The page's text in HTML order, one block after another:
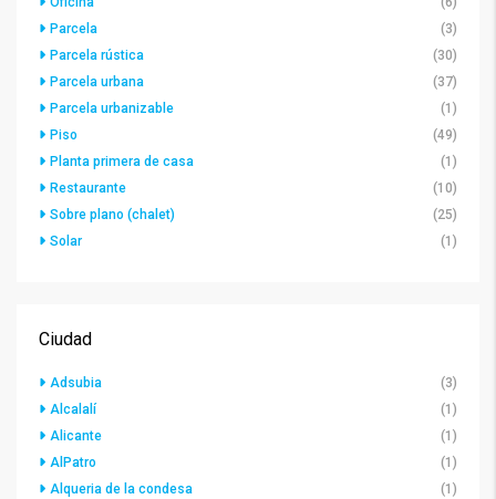
Parcela
(3)
Parcela rústica
(30)
Parcela urbana
(37)
Parcela urbanizable
(1)
Piso
(49)
Planta primera de casa
(1)
Restaurante
(10)
Sobre plano (chalet)
(25)
Solar
(1)
Ciudad
Adsubia
(3)
Alcalalí
(1)
Alicante
(1)
AlPatro
(1)
Alqueria de la condesa
(1)